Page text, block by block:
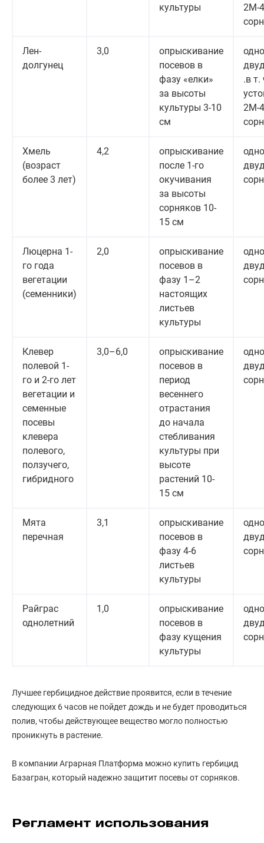
культуры
2М-
Лен-
долгунец
3,0
опрыскивание
посевов в
фазу «елки»
за высоты
культуры 3-10
см
.в т.
2М-
Хмель
(возраст
более 3 лет)
4,2
опрыскивание
после 1-го
окучивания
за высоты
сорняков 10-
15 см
Люцерна 1-
го года
вегетации
(семенники)
2,0
опрыскивание
посевов в
фазу 1–2
настоящих
листьев
культуры
Клевер
полевой 1-
го и 2-го лет
вегетации и
семенные
посевы
клевера
полевого,
ползучего,
гибридного
3,0–6,0
опрыскивание
посевов в
период
весеннего
отрастания
до начала
стебливания
культуры при
высоте
растений 10-
15 см
Мята
перечная
3,1
опрыскивание
посевов в
фазу 4-6
листьев
культуры
Райграс
однолетний
1,0
опрыскивание
посевов в
фазу кущения
культуры
Лучшее гербицидное действие проявится, если в течение
следующих 6 часов не пойдет дождь и не будет проводиться
полив, чтобы действующее вещество могло полностью
проникнуть в растение.
В компании Аграрная Платформа можно купить гербицид
Базагран, который надежно защитит посевы от сорняков.
Регламент использования